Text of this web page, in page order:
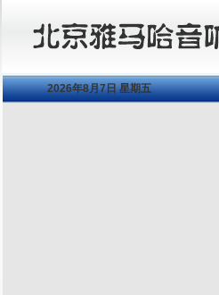
2026年8月7日 星期五